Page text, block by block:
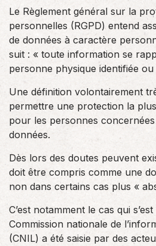
Le Règlement général sur la
personnelles (RGPD) entend
de données à caractère
suit : « toute information se
personne physique identifiée ou
Une définition volontairement
permettre une protection la
pour les personnes
données.
Dès lors des doutes peuvent
doit être compris comme une
non dans certains cas plus «
C’est notamment le cas qui
Commission nationale de
(CNIL) a été saisie par des